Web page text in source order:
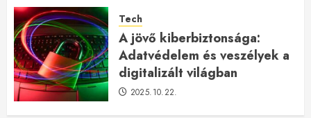
Tech
A jövő kiberbiztonsága:
Adatvédelem és veszélyek a
digitalizált világban
2025.10.22.